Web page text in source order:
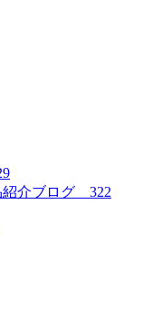
介ブログ 322